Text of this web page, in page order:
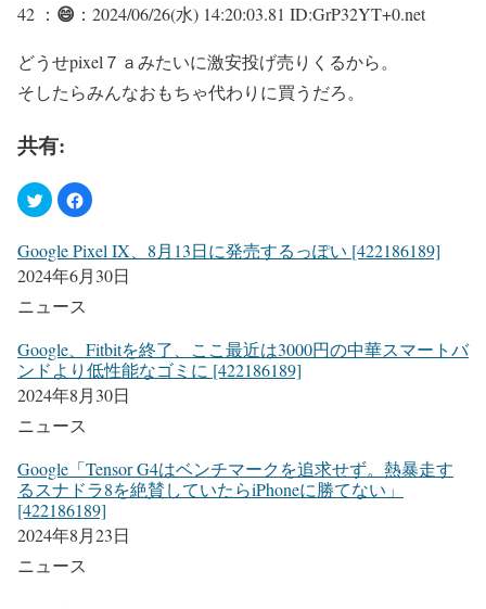
42 ： 😄 ：2024/06/26(水) 14:20:03.81 ID:GrP32YT+0.net
どうせpixel７ａみたいに激安投げ売りくるから。
そしたらみんなおもちゃ代わりに買うだろ。
共有:
Google Pixel IX、8月13日に発売するっぽい [422186189]
2024年6月30日
ニュース
Google、Fitbitを終了、ここ最近は3000円の中華スマートバ
ンドより低性能なゴミに [422186189]
2024年8月30日
ニュース
Google「Tensor G4はベンチマークを追求せず。熱暴走す
るスナドラ8を絶賛していたらiPhoneに勝てない」
[422186189]
2024年8月23日
ニュース